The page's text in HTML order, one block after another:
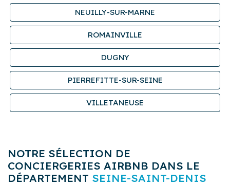
NEUILLY-SUR-MARNE
ROMAINVILLE
DUGNY
PIERREFITTE-SUR-SEINE
VILLETANEUSE
NOTRE SÉLECTION DE
CONCIERGERIES AIRBNB DANS LE
DÉPARTEMENT SEINE-SAINT-DENIS